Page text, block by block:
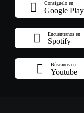
Consíguelo en
Google Play
Encuéntranos en
Spotify
Búscanos en
Youtube